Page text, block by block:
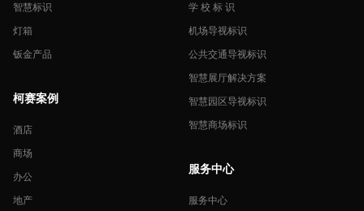
智慧标识
灯箱
钣金产品
柯赛案例
酒店
商场
办公
地产
学 校 标 识
机场导视标识
公共交通导视标识
智慧展厅解决方案
智慧园区导视标识
智慧商场标识
服务中心
服务中心